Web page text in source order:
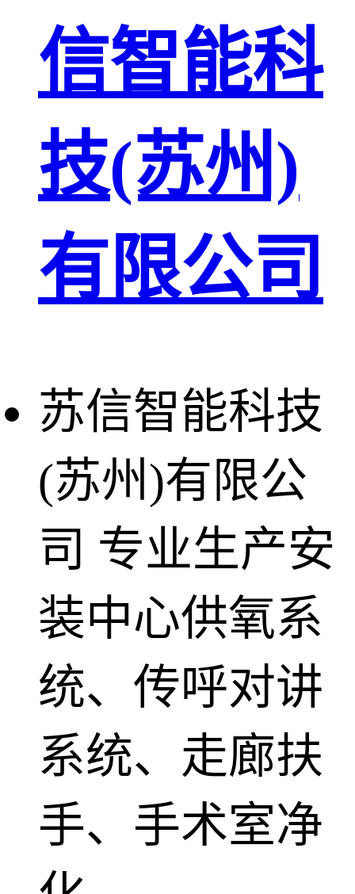
信智能科
技(苏州)
有限公司
苏信智能科技
(苏州)有限公
司 专业生产安
装中心供氧系
统、传呼对讲
系统、走廊扶
手、手术室净